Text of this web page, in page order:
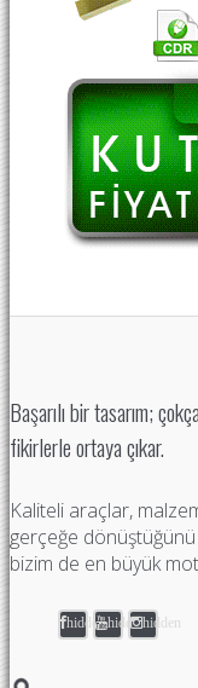
Başarılı bir tasarım;
fikirlerle ortaya çıkar.
Kaliteli araçlar,
gerçeğe
bizim de en büyük
hiddenhiddenhidden